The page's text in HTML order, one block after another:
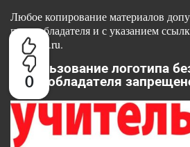
0
Любое копирование материалов
правообладателя и с указанием
www.ug.ru.
Использование логотипа
правообладателя